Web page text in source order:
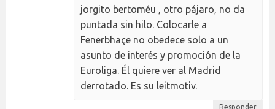
jorgito bertoméu , otro pájaro, no da
puntada sin hilo. Colocarle a
Fenerbhaçe no obedece solo a un
asunto de interés y promoción de la
Euroliga. Él quiere ver al Madrid
derrotado. Es su leitmotiv.
Responder